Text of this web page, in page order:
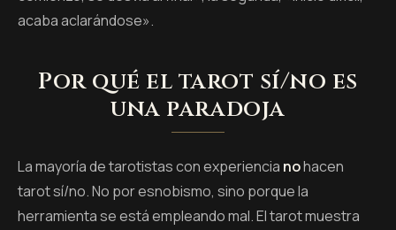
acaba aclarándose».
Por qué el tarot sí/no es
una paradoja
La mayoría de tarotistas con experiencia nohacen
tarot sí/no. No por esnobismo, sino porque la
herramienta se está empleando mal. El tarot muestra